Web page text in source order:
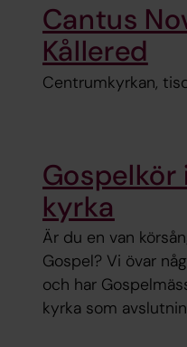
Cantus
Kållered
Centrumkyrkan,
Gospelkör
kyrka
Är du en van
Gospel? Vi övar
och har
kyrka som